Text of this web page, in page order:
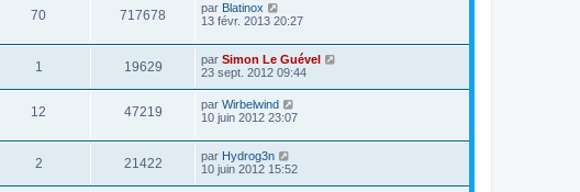
70 717678 par Blatinox
13 févr. 2013 20:27
1 19629 par Simon Le Guével
23 sept. 2012 09:44
12 47219 par Wirbelwind
10 juin 2012 23:07
2 21422 par Hydrog3n
10 juin 2012 15:52